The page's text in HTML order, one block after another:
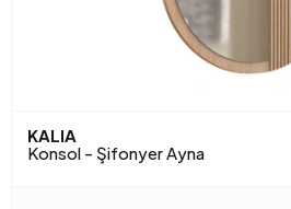
KALIA
Konsol - Şifonyer Ayna